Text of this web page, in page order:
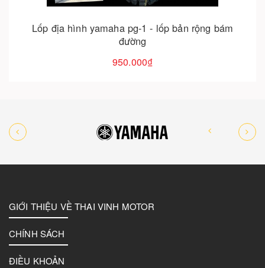
Lốp địa hình yamaha pg-1 - lốp bản rộng bám
đường
950.000₫
GIỚI THIỆU VỀ THAI VINH MOTOR
CHÍNH SÁCH
ĐIỀU KHOẢN